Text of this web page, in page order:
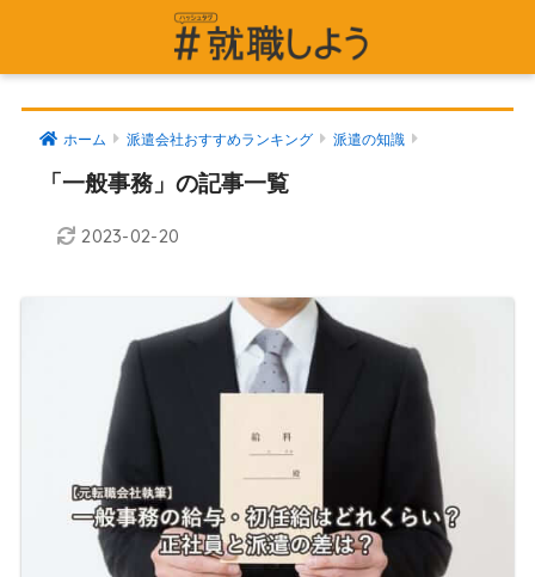
ホーム 派遣会社おすすめランキング 派遣の知識
「一般事務」の記事一覧
2023-02-20